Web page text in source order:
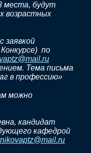
места, будут
возрастных
заявкой
по
Тема письма
в профессию»
можно
кандидат
кафедрой